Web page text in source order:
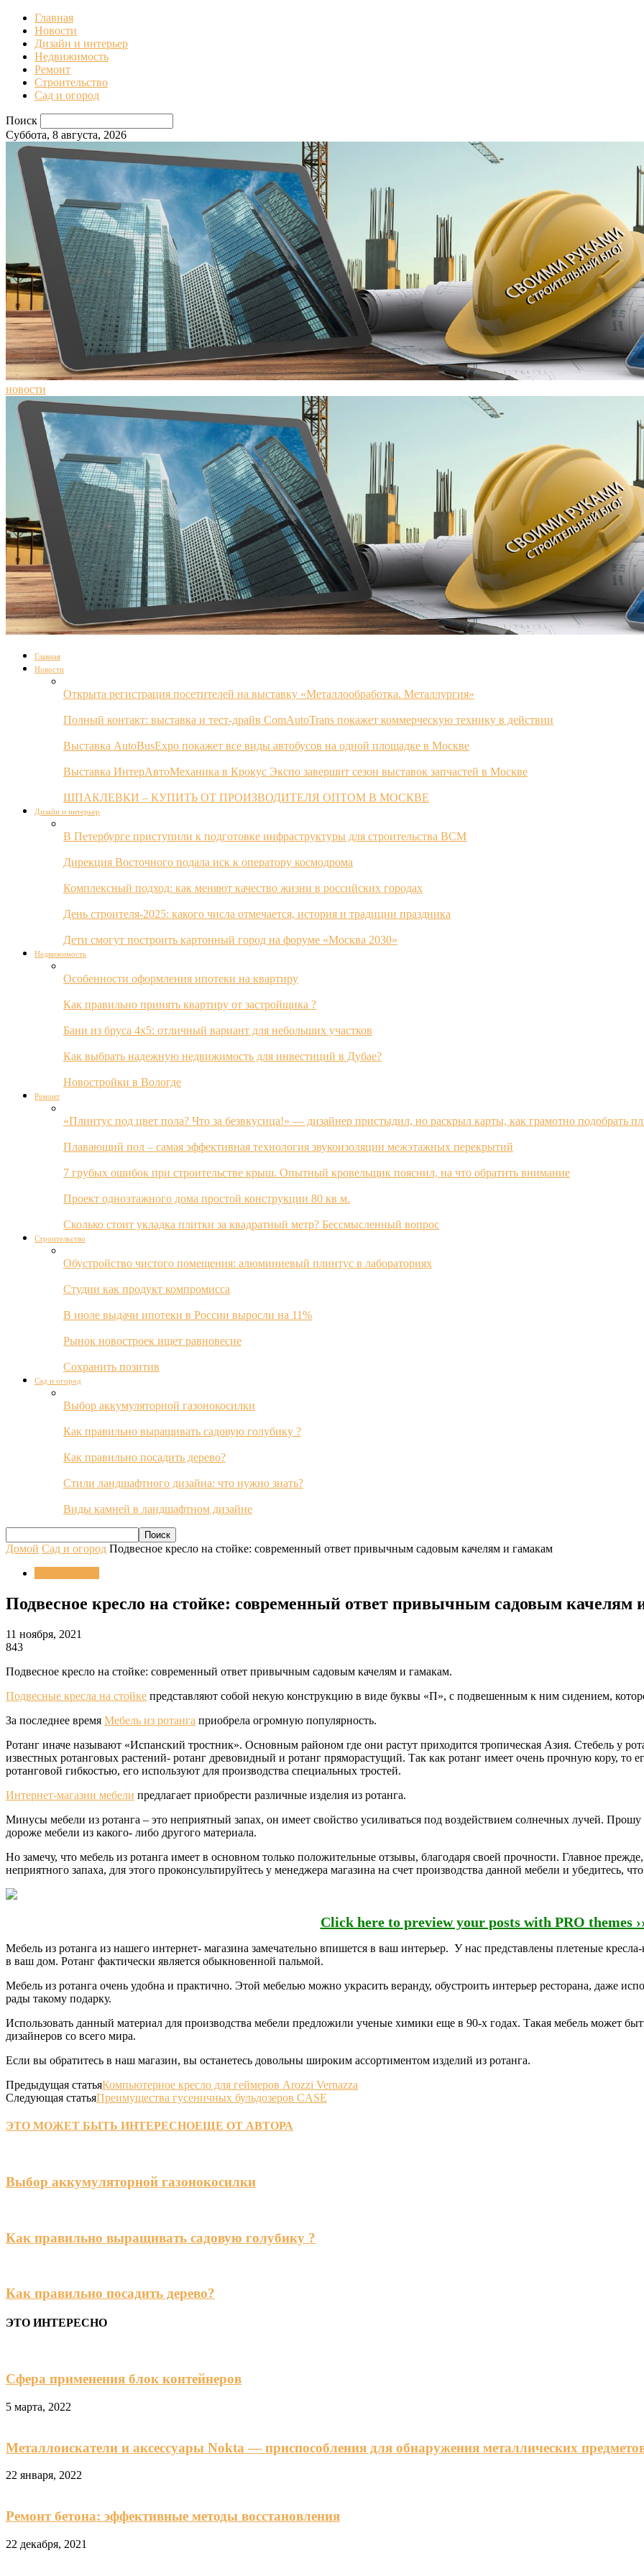
Главная
Новости
Дизайн и интерьер
Недвижимость
Ремонт
Строительство
Сад и огород
Поиск
Суббота, 8 августа, 2026
новости
Главная
Новости
Открыта регистрация посетителей на выставку «Металлообработка. Металлургия»
Полный контакт: выставка и тест-драйв ComAutoTrans покажет коммерческую технику в действии
Выставка AutoBusExpo покажет все виды автобусов на одной площадке в Москве
Выставка ИнтерАвтоМеханика в Крокус Экспо завершит сезон выставок запчастей в Москве
ШПАКЛЕВКИ – КУПИТЬ ОТ ПРОИЗВОДИТЕЛЯ ОПТОМ В МОСКВЕ
Дизайн и интерьер
В Петербурге приступили к подготовке инфраструктуры для строительства ВСМ
Дирекция Восточного подала иск к оператору космодрома
Комплексный подход: как меняют качество жизни в российских городах
День строителя-2025: какого числа отмечается, история и традиции праздника
Дети смогут построить картонный город на форуме «Москва 2030»
Недвижимость
Особенности оформления ипотеки на квартиру
Как правильно принять квартиру от застройщика ?
Бани из бруса 4х5: отличный вариант для небольших участков
Как выбрать надежную недвижимость для инвестиций в Дубае?
Новостройки в Вологде
Ремонт
«Плинтус под цвет пола? Что за безвкусица!» — дизайнер пристыдил, но раскрыл карты, как грамотно подобрать
Плавающий пол – самая эффективная технология звукоизоляции межэтажных перекрытий
7 грубых ошибок при строительстве крыш. Опытный кровельщик пояснил, на что обратить внимание
Проект одноэтажного дома простой конструкции 80 кв м.
Сколько стоит укладка плитки за квадратный метр? Бессмысленный вопрос
Строительство
Обустройство чистого помещения: алюминиевый плинтус в лабораториях
Студии как продукт компромисса
В июле выдачи ипотеки в России выросли на 11%
Рынок новостроек ищет равновесие
Сохранить позитив
Сад и огород
Выбор аккумуляторной газонокосилки
Как правильно выращивать садовую голубику ?
Как правильно посадить дерево?
Стили ландшафтного дизайна: что нужно знать?
Виды камней в ландшафтном дизайне
Домой Сад и огород Подвесное кресло на стойке: современный ответ привычным садовым качелям и гамакам
Подвесное кресло на стойке: современный ответ привычным садовым качелям
11 ноября, 2021
843
Подвесное кресло на стойке: современный ответ привычным садовым качелям и гамакам.
Подвесные кресла на стойке представляют собой некую конструкцию в виде буквы «П», с подвешенным к ним сидением,
За последнее время Мебель из ротанга приобрела огромную популярность.
Ротанг иначе называют «Испанский тростник». Основным районом где они растут приходится тропическая Азия. Стебель у
известных ротанговых растений- ротанг древовидный и ротанг пряморастущий. Так как ротанг имеет очень прочную кору, то
ротанговой гибкостью, его используют для производства специальных тростей.
Интернет-магазин мебели предлагает приобрести различные изделия из ротанга.
Минусы мебели из ротанга – это неприятный запах, он имеет свойство усиливаться под воздействием солнечных лучей.
дороже мебели из какого- либо другого материала.
Но замечу, что мебель из ротанга имеет в основном только положительные отзывы, благодаря своей прочности. Главное
неприятного запаха, для этого проконсультируйтесь у менеджера магазина на счет производства данной мебели и убедитесь,
Click here to preview your posts with PRO themes
Мебель из ротанга из нашего интернет- магазина замечательно впишется в ваш интерьер. У нас представлены плетеные
в ваш дом. Ротанг фактически является обыкновенной пальмой.
Мебель из ротанга очень удобна и практично. Этой мебелью можно украсить веранду, обустроить интерьер ресторана, даже
рады такому подарку.
Использовать данный материал для производства мебели предложили ученые химики еще в 90-х годах. Такая мебель может
дизайнеров со всего мира.
Если вы обратитесь в наш магазин, вы останетесь довольны широким ассортиментом изделий из ротанга.
Предыдущая статьяКомпьютерное кресло для геймеров Arozzi Vernazza
Следующая статьяПреимущества гусеничных бульдозеров CASE
ЭТО МОЖЕТ БЫТЬ ИНТЕРЕСНОЕЩЕ ОТ АВТОРА
Выбор аккумуляторной газонокосилки
Как правильно выращивать садовую голубику ?
Как правильно посадить дерево?
ЭТО ИНТЕРЕСНО
Сфера применения блок контейнеров
5 марта, 2022
Металлоискатели и аксессуары Nokta — приспособления для обнаружения металлических
22 января, 2022
Ремонт бетона: эффективные методы восстановления
22 декабря, 2021